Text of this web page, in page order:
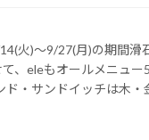
火)〜9/27(月)の期間滑
、eleもオールメニュー
ド・サンドイッチは木・